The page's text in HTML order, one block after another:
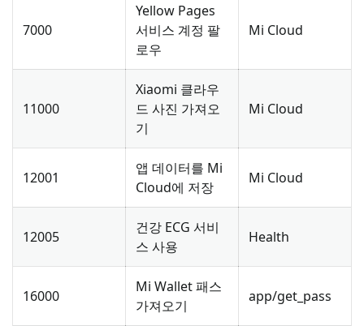
7000
Yellow Pages
서비스 계정 팔
로우
Mi Cloud
11000
Xiaomi 클라우
드 사진 가져오
기
Mi Cloud
12001
앱 데이터를 Mi
Cloud에 저장
Mi Cloud
12005
건강 ECG 서비
스 사용
Health
16000
Mi Wallet 패스
가져오기
app/get_pass